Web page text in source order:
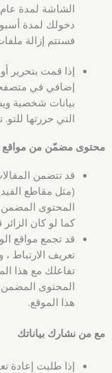
الشاشة لمدة
دخولك لمدة
فستتم إزالة
إذا قمت بتحرير
إضافي في
بيانات شخصية
التي حررتها
محتوى مضمّن من مواقع
قد تتضمن
(مثل مقاطع
المحتوى المضمن
كما لو كان
قد تجمع مواقع
تعريف الارتباط
تفاعلك مع هذا
المحتوى
هذا الموقع.
مع من نشارك بياناتك